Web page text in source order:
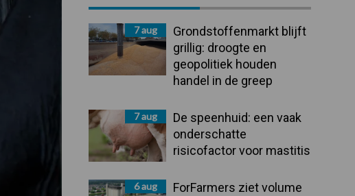
Sidebar7 aug
Grondstoffenmarkt blijft
grillig: droogte en
geopolitiek houden
handel in de greep
7 aug
De speenhuid: een vaak
onderschatte
risicofactor voor mastitis
6 aug
ForFarmers ziet volume